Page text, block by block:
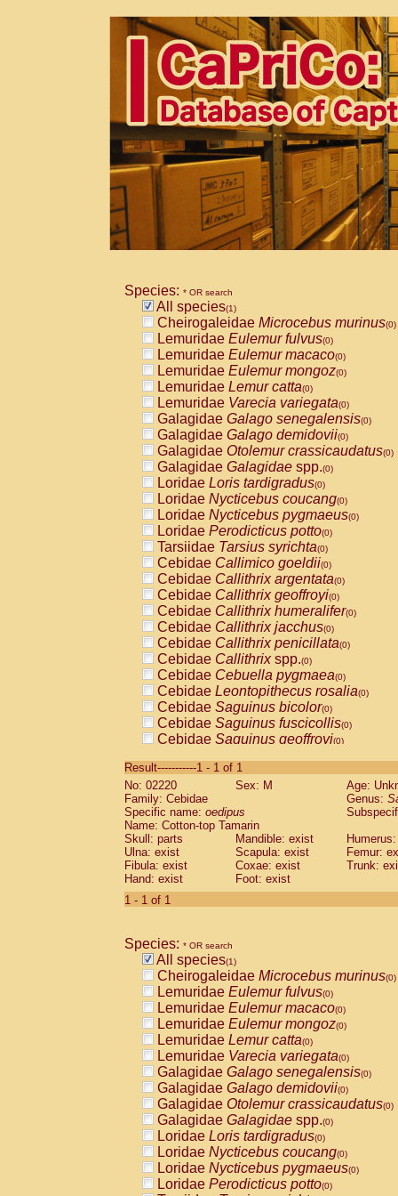
Species: * OR search
All species(1)
Cheirogaleidae Microcebus murinus(0)
Lemuridae Eulemur fulvus(0)
Lemuridae Eulemur macaco(0)
Lemuridae Eulemur mongoz(0)
Lemuridae Lemur catta(0)
Lemuridae Varecia variegata(0)
Galagidae Galago senegalensis(0)
Galagidae Galago demidovii(0)
Galagidae Otolemur crassicaudatus(0)
Galagidae Galagidae spp.(0)
Loridae Loris tardigradus(0)
Loridae Nycticebus coucang(0)
Loridae Nycticebus pygmaeus(0)
Loridae Perodicticus potto(0)
Tarsiidae Tarsius syrichta(0)
Cebidae Callimico goeldii(0)
Cebidae Callithrix argentata(0)
Cebidae Callithrix geoffroyi(0)
Cebidae Callithrix humeralifer(0)
Cebidae Callithrix jacchus(0)
Cebidae Callithrix penicillata(0)
Cebidae Callithrixspp.(0)
Cebidae Cebuella pygmaea(0)
Cebidae Leontopithecus rosalia(0)
Cebidae Saguinus bicolor(0)
Cebidae Saguinus fuscicollis(0)
Cebidae Saguinus geoffroyi(0)
CebidaeSaguinus labiatus(0)
Cebidae Saguinus leucopus (0)
Cebidae
CebidaeSaguinus mystax
Cebidae Saguinus nigricollis (0)
Cebidae Saguinus oedipus
Cebidae Saguinus weddelli
Cebidae Saguinusspp.
Cebidae
CebidaeCebus capucinus
CebidaeCebus nigrivittatus
CebidaeCebus spp.(0)
CebidaeSaimiri boliviensis(0)
CebidaeSaimiri sciureus(0)
AtelidaeAlouatta caraya(0)
AtelidaeAlouatta fusca(0)
AtelidaeAlouatta seniculus(0)
AtelidaeAlouattaspp.(0)
AtelidaeAteles belzebuth(0)
AtelidaeAteles geoffroyi(0)
AtelidaeAteles paniscus(0)
AtelidaeAtelesspp.(0)
AtelidaeLagothrix lagothricha(0)
AtelidaeLagothrix lagothricha cana
PitheciidaeCacajao calvus
Result-----------1 - 1 of 1
No: 02220
Sex: M
Age:
Family: Cebidae
Genus:
Specific name: oedipus
Name: Cotton-top Tamarin
Skull: parts
Mandible: exist
Ulna: exist
Scapula: exist
Femur:
Fibula: exist
Coxae: exist
Trunk:
Hand: exist
Foot: exist
1 - 1 of 1
Species: * OR search
All species(1)
Cheirogaleidae Microcebus murinus(0)
Lemuridae Eulemur fulvus(0)
Lemuridae Eulemur macaco(0)
Lemuridae Eulemur mongoz(0)
Lemuridae Lemur catta(0)
Lemuridae Varecia variegata(0)
Galagidae Galago senegalensis(0)
Galagidae Galago demidovii(0)
Galagidae Otolemur crassicaudatus(0)
Galagidae Galagidae spp.(0)
Loridae Loris tardigradus(0)
Loridae Nycticebus coucang(0)
Loridae Nycticebus pygmaeus(0)
Loridae Perodicticus potto(0)